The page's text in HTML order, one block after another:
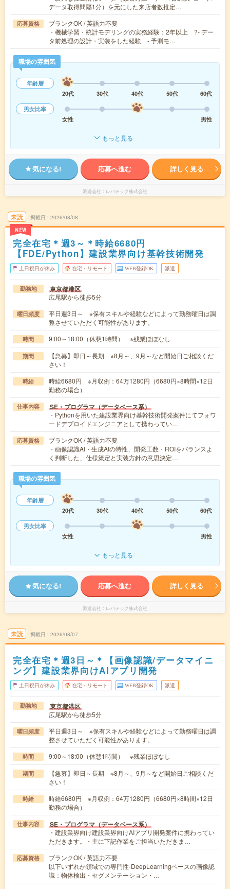
データ取得間隔1分）を元にした来店者数推定…
応募資格
ブランクOK / 英語力不要
・機械学習・統計モデリングの実務経験：2年以上 ?- デー
タ前処理の設計・実装をした経験 - 予測モ…
職場の雰囲気
年齢層
20代
30代 40代 50代
60代
男女比率
女性
男性
もっと見る
気になる! 応募へ進む 詳しく見る
派遣会社 レバテック株式会社
未読
NEW
掲載日 2026/08/08
完全在宅＊週3～＊時給6680円
【FDE/Python】建設業界向け基幹技術開発
土日祝日が休み 在宅・リモート WEB登録OK 派遣
勤務地 東京都港区
広尾駅から徒歩5分
曜日頻度
平日週3日～ ※保有スキルや経験などによって勤務曜日は調
整させていただく可能性があります。
時間 9:00～18:00（休憩1時間） ※残業ほぼなし
期間
【急募】即日～長期 ※8月～、9月～など開始日ご相談くだ
さい！
時給
時給6680円 ※月収例：64万1280円（6680円×8時間×12日
勤務の場合）
仕事内容 SE・プログラマ（データベース系）
・Pythonを用いた建設業界向け基幹技術開発案件にてフォワ
ードデプロイドエンジニアとして携わってい…
応募資格
ブランクOK / 英語力不要
・画像認識AI・生成AIの特性、開発工数・ROIをバランスよ
く判断した、仕様策定と実装方針の意思決定…
職場の雰囲気
年齢層
20代
30代 40代 50代
60代
男女比率
女性
男性
もっと見る
気になる! 応募へ進む 詳しく見る
派遣会社 レバテック株式会社
未読 掲載日 2026/08/07
完全在宅＊週3日～＊【画像認識/データマイニ
ング】建設業界向けAIアプリ開発
土日祝日が休み 在宅・リモート WEB登録OK 派遣
勤務地 東京都港区
広尾駅から徒歩5分
曜日頻度
平日週3日～ ※保有スキルや経験などによって勤務曜日は調
整させていただく可能性があります。
時間 9:00～18:00（休憩1時間） ※残業ほぼなし
期間
【急募】即日～長期 ※8月～、9月～など開始日ご相談くだ
さい！
時給
時給6680円 ※月収例：64万1280円（6680円×8時間×12日
勤務の場合）
仕事内容 SE・プログラマ（データベース系）
・建設業界向け建設業界向けAIアプリ開発案件に携わってい
ただきます。・主に下記作業をご担当いただきま…
応募資格
ブランクOK / 英語力不要
以下いずれか領域での専門性-DeepLearningベースの画像認
識：物体検出・セグメンテーション・…